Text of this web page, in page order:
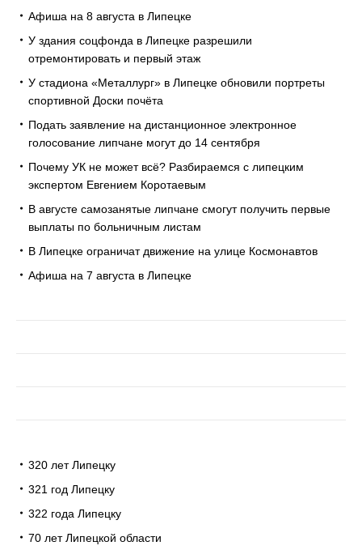
Афиша на 8 августа в Липецке
У здания соцфонда в Липецке разрешили
отремонтировать и первый этаж
У стадиона «Металлург» в Липецке обновили портреты
спортивной Доски почёта
Подать заявление на дистанционное электронное
голосование липчане могут до 14 сентября
Почему УК не может всё? Разбираемся с липецким
экспертом Евгением Коротаевым
В августе самозанятые липчане смогут получить первые
выплаты по больничным листам
В Липецке ограничат движение на улице Космонавтов
Афиша на 7 августа в Липецке
320 лет Липецку
321 год Липецку
322 года Липецку
70 лет Липецкой области